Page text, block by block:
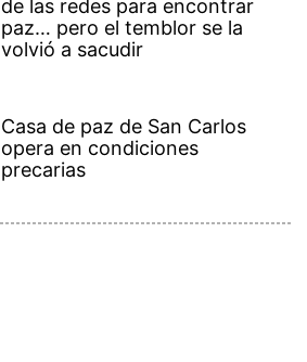
de las redes para encontrar
paz… pero el temblor se la
volvió a sacudir
Casa de paz de San Carlos
opera en condiciones
precarias